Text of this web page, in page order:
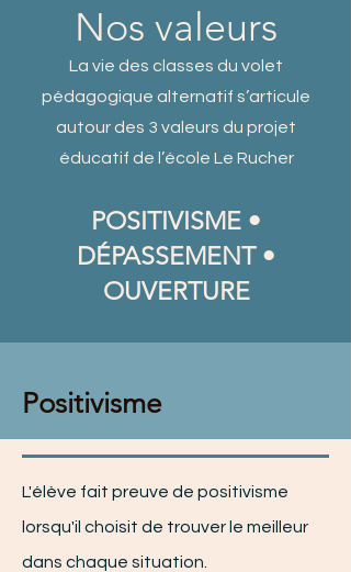
Nos valeurs
La vie des classes du volet
pédagogique alternatif s’articule
autour des 3 valeurs du projet
éducatif de l’école Le Rucher
POSITIVISME •
DÉPASSEMENT •
OUVERTURE
Positivisme
L'élève fait preuve de positivisme
lorsqu'il choisit de trouver le meilleur
dans chaque situation.